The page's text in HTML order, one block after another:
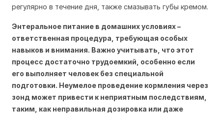
регулярно в течение дня, также смазывать губы кремом.
Энтеральное питание в домашних условиях –
ответственная процедура, требующая особых
навыков и внимания. Важно учитывать, что этот
процесс достаточно трудоемкий, особенно если
его выполняет человек без специальной
подготовки. Неумелое проведение кормления через
зонд может привести к неприятным последствиям,
таким, как неправильная дозировка или даже